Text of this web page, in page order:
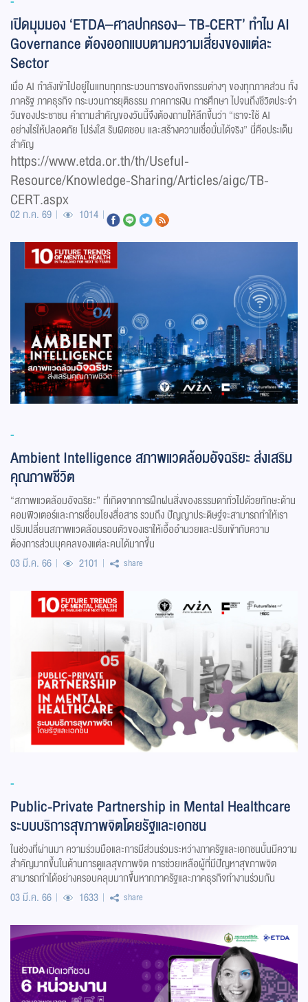
เปิดมุมมอง ‘ETDA–ศาลปกครอง– TB-CERT’ ทำไม AI
Governance ต้องออกแบบตามความเสี่ยงของแต่ละ
Sector
เมื่อ AI กำลังเข้าไปอยู่ในแทบทุกกระบวนการของกิจกรรมต่างๆ ของทุกภาคส่วน ทั้ง
ภาครัฐ ภาคธุรกิจ กระบวนการยุติธรรม ภาคการเงิน การศึกษา ไปจนถึงชีวิตประจำ
วันของประชาชน คำถามสำคัญของวันนี้จึงต้องถามให้ลึกขึ้นว่า “เราจะใช้ AI
อย่างไรให้ปลอดภัย โปร่งใส รับผิดชอบ และสร้างความเชื่อมั่นได้จริง” นี่คือประเด็น
สำคัญ
https://www.etda.or.th/th/Useful-
Resource/Knowledge-Sharing/Articles/aigc/TB-
CERT.aspx
02 ก.ค. 69 1014
-
Ambient Intelligence สภาพแวดล้อมอัจฉริยะ ส่งเสริม
คุณภาพชีวิต
“สภาพแวดล้อมอัจฉริยะ” ที่เกิดจากการฝึกฝนสิ่งของธรรมดาทั่วไปด้วยทักษะด้าน
คอมพิวเตอร์และการเชื่อมโยงสื่อสาร รวมถึง ปัญญาประดิษฐ์จะสามารถทำให้เรา
ปรับเปลี่ยนสภาพแวดล้อมรอบตัวของเราให้เอื้ออำนวยและปรับเข้ากับความ
ต้องการส่วนบุคคลของแต่ละคนได้มากขึ้น
03 มี.ค. 66
2101 share
-
Public-Private Partnership in Mental Healthcare
ระบบบริการสุขภาพจิตโดยรัฐและเอกชน
ในช่วงที่ผ่านมา ความร่วมมือและการมีส่วนร่วมระหว่างภาครัฐและเอกชนนั้นมีความ
สำคัญมากขึ้นในด้านการดูแลสุขภาพจิต การช่วยเหลือผู้ที่มีปัญหาสุขภาพจิต
สามารถทำได้อย่างครอบคลุมมากขึ้นหากภาครัฐและภาคธุรกิจทำงานร่วมกัน
03 มี.ค. 66
1633 share